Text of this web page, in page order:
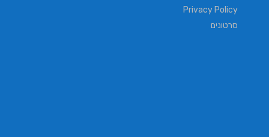
Privacy Policy
סרטונים